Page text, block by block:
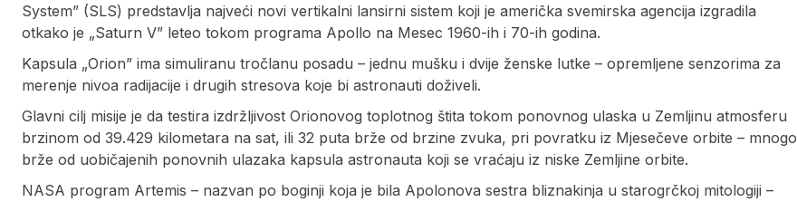
System” (SLS) predstavlja najveći novi vertikalni lansirni sistem koji je američka svemirska agencija izgradila
otkako je „Saturn V” leteo tokom programa Apollo na Mesec 1960-ih i 70-ih godina.
Kapsula „Orion” ima simuliranu tročlanu posadu – jednu mušku i dvije ženske lutke – opremljene senzorima za
merenje nivoa radijacije i drugih stresova koje bi astronauti doživeli.
Glavni cilj misije je da testira izdržljivost Orionovog toplotnog štita tokom ponovnog ulaska u Zemljinu atmosferu
brzinom od 39.429 kilometara na sat, ili 32 puta brže od brzine zvuka, pri povratku iz Mjesečeve orbite – mnogo
brže od uobičajenih ponovnih ulazaka kapsula astronauta koji se vraćaju iz niske Zemljine orbite.
NASA program Artemis – nazvan po boginji koja je bila Apolonova sestra bliznakinja u starogrčkoj mitologiji –